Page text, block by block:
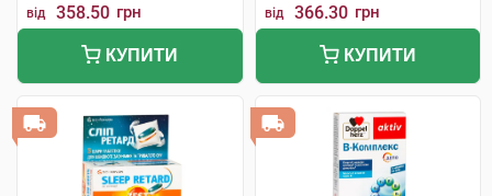
від 358.50 грн
КУПИТИ
від 366.30 грн
КУПИТИ